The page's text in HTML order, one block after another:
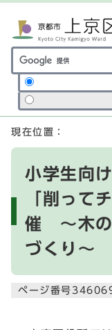
サイト内検索の範囲
ここから本文です
現在位置：
小学生向
「削って
催 ～木の
づくり～
ページ番号